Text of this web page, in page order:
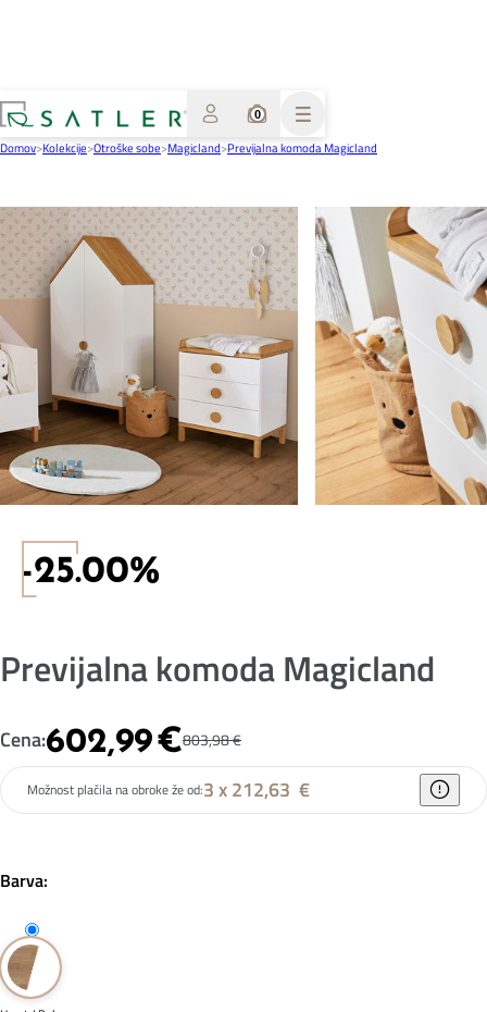
0
Domov>Kolekcije>Otroške sobe>Magicland>Previjalna komoda Magicland
-25.00%
Previjalna komoda Magicland
Cena:602,99€803,98€
Možnost plačila na obroke že od:3 x 212,63 €
Barva: